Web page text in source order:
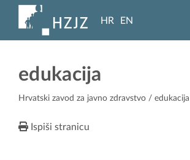
HR EN
edukacija
Hrvatski zavod za javno zdravstvo / edukacija
Ispiši stranicu